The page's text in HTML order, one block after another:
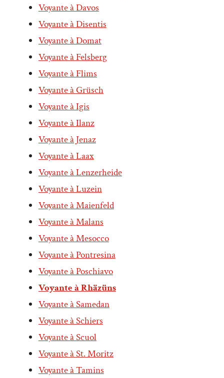
Voyante à Davos
Voyante à Disentis
Voyante à Domat
Voyante à Felsberg
Voyante à Flims
Voyante à Grüsch
Voyante à Igis
Voyante à Ilanz
Voyante à Jenaz
Voyante à Laax
Voyante à Lenzerheide
Voyante à Luzein
Voyante à Maienfeld
Voyante à Malans
Voyante à Mesocco
Voyante à Pontresina
Voyante à Poschiavo
Voyante à Rhäzüns
Voyante à Samedan
Voyante à Schiers
Voyante à Scuol
Voyante à St. Moritz
Voyante à Tamins